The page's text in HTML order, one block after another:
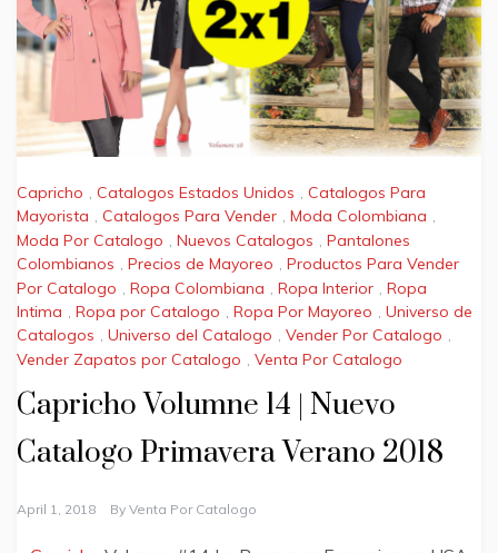
Capricho Catalogos Estados Unidos
Catalogos Para
Mayorista , Catalogos Para Vender , Moda Colombiana ,
Moda Por Catalogo
Nuevos Catalogos
Pantalones
Colombianos , Precios de Mayoreo , Productos Para Vender
Por Catalogo
Ropa Colombiana Ropa Interior
Ropa
Intima , Ropa por Catalogo , Ropa Por Mayoreo , Universo de
Catalogos , Universo del Catalogo , Vender Por Catalogo ,
Vender Zapatos por Catalogo , Venta Por Catalogo
Capricho Volumne 14 | Nuevo
Catalogo Primavera Verano 2018
April 1, 2018 By Venta Por Catalogo